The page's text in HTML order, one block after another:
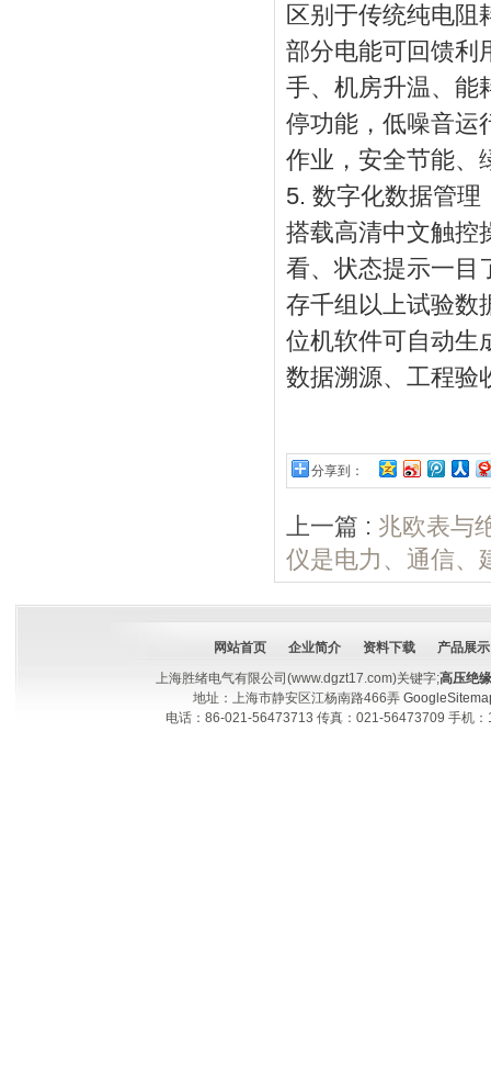
区别于传统纯电阻
部分电能可回馈利
手、机房升温、能
停功能，低噪音运
作业，安全节能、
5. 数字化数据管
搭载高清中文触控
看、状态提示一目
存千组以上试验数
位机软件可自动生
数据溯源、工程验
分享到：
上一篇 : 兆欧表与
仪是电力、通信、
网站首页 企业简介 资料下载
产品展示
上海胜绪电气有限公司(www.dgzt17.com)关键字;高压绝
地址：上海市静安区江杨南路466弄
电话：86-021-56473713 传真：021-56473709 手机